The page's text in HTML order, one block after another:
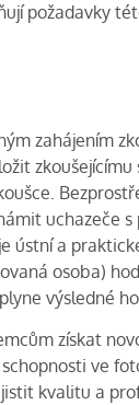
požadavky
zahájením
uchazeče
ústní a
osoba)
výsledné
získat
ve
kvalitu a